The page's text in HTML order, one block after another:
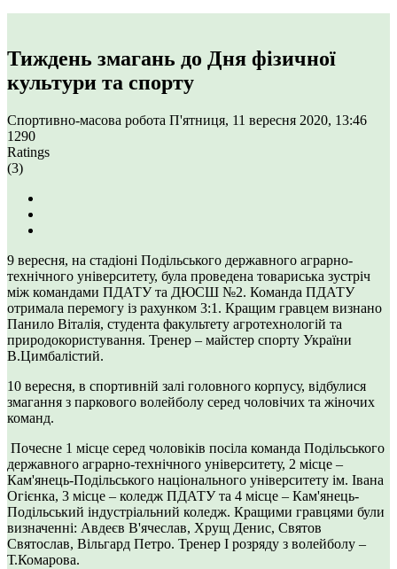
Тиждень змагань до Дня фізичної
культури та спорту
Спортивно-масова робота П'ятниця, 11 вересня 2020, 13:46
1290
Ratings
(3)
9 вересня, на стадіоні Подільського державного аграрно-
технічного університету, була проведена товариська зустріч
між командами ПДАТУ та ДЮСШ №2. Команда ПДАТУ
отримала перемогу із рахунком 3:1. Кращим гравцем визнано
Панило Віталія, студента факультету агротехнологій та
природокористування. Тренер – майстер спорту України
В.Цимбалістий.
10 вересня, в спортивній залі головного корпусу, відбулися
змагання з паркового волейболу серед чоловічих та жіночих
команд.
Почесне 1 місце серед чоловіків посіла команда Подільського
державного аграрно-технічного університету, 2 місце –
Кам'янець-Подільського національного університету ім. Івана
Огієнка, 3 місце – коледж ПДАТУ та 4 місце – Кам'янець-
Подільський індустріальний коледж. Кращими гравцями були
визначенні: Авдеєв В'ячеслав, Хрущ Денис, Святов
Святослав, Вільгард Петро. Тренер І розряду з волейболу –
Т.Комарова.